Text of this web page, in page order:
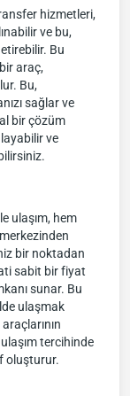
hizmetleri,
ve bu,
Bu
araç,
Bu,
sağlar ve
bir çözüm
ve
ulaşım, hem
bir noktadan
sabit bir fiyat
sunar. Bu
ulaşmak
tercihinde
oluşturur.